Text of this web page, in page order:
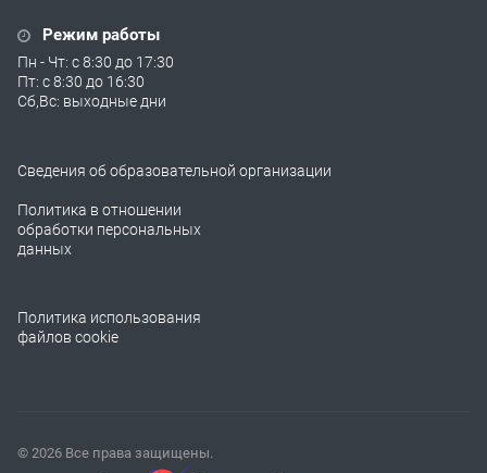
Режим работы
Пн - Чт: с 8:30 до 17:30
Пт: с 8:30 до 16:30
Сб,Вс: выходные дни
Сведения об образовательной организации
Политика в отношении
обработки персональных
данных
Политика использования
файлов cookie
© 2026 Все права защищены.